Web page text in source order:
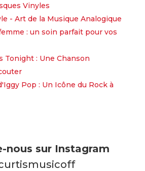
Vinyles
- Art de la Musique Analogique
: un soin parfait pour vos
Tonight : Une Chanson
Pop : Un Icône du Rock à
nous sur Instagram